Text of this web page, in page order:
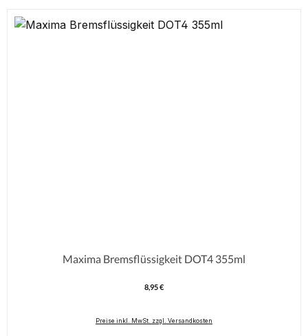
Maxima Bremsflüssigkeit DOT4 355ml
Regulärer Preis:
8,95 €
Preise inkl. MwSt. zzgl. Versandkosten